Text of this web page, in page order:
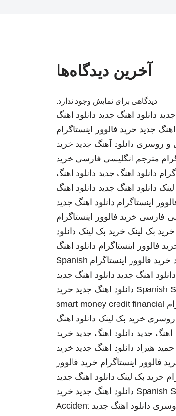
آخرین دیدگاه‌ها
دیدگاهی برای نمایش وجود ندارد.
دانلود اهنگ جدید دانلود اهنگ
اهنگ جدید خرید فالوور اینستاگرام
و روسری دانلود آهنگ جدید خرید
مترجم انگلیسی فارسی خرید
دانلود اهنگ جدید دانلود اهنگ
دانلود اهنگ جدید دانلود اهنگ
اینستاگرام دانلود اهنگ جدید
فارسی خرید فالوور اینستاگرام
خرید بک لینک خرید بک لینک دانلود
فالوور اینستاگرام دانلود اهنگ
خرید فالوور اینستاگرام Spanish
دانلود اهنگ جدید دانلود اهنگ جدید
Spanish دانلود اهنگ جدید خرید
smart money credit financial
روسری خرید بک لینک دانلود اهنگ
اهنگ جدید دانلود اهنگ جدید خرید
حمید هیراد دانلود اهنگ جدید خرید
فالوور اینستاگرام خرید فالوور
خرید بک لینک دانلود اهنگ جدید
Spanish دانلود اهنگ جدید خرید
دانلود اهنگ جدید Accident